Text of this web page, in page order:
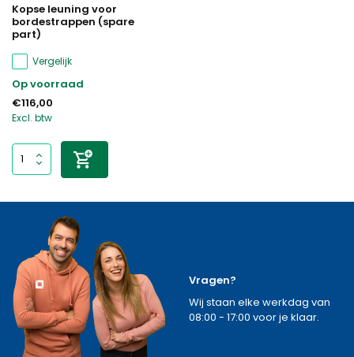
Kopse leuning voor
bordestrappen (spare
part)
Vergelijk
Op voorraad
€116,00
Excl. btw
Vragen?
Wij staan elke werkdag van
08:00 - 17:00 voor je klaar.